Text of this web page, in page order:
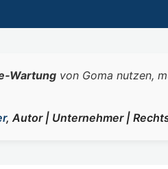
von Goma nutzen,
, Autor | Unternehmer |